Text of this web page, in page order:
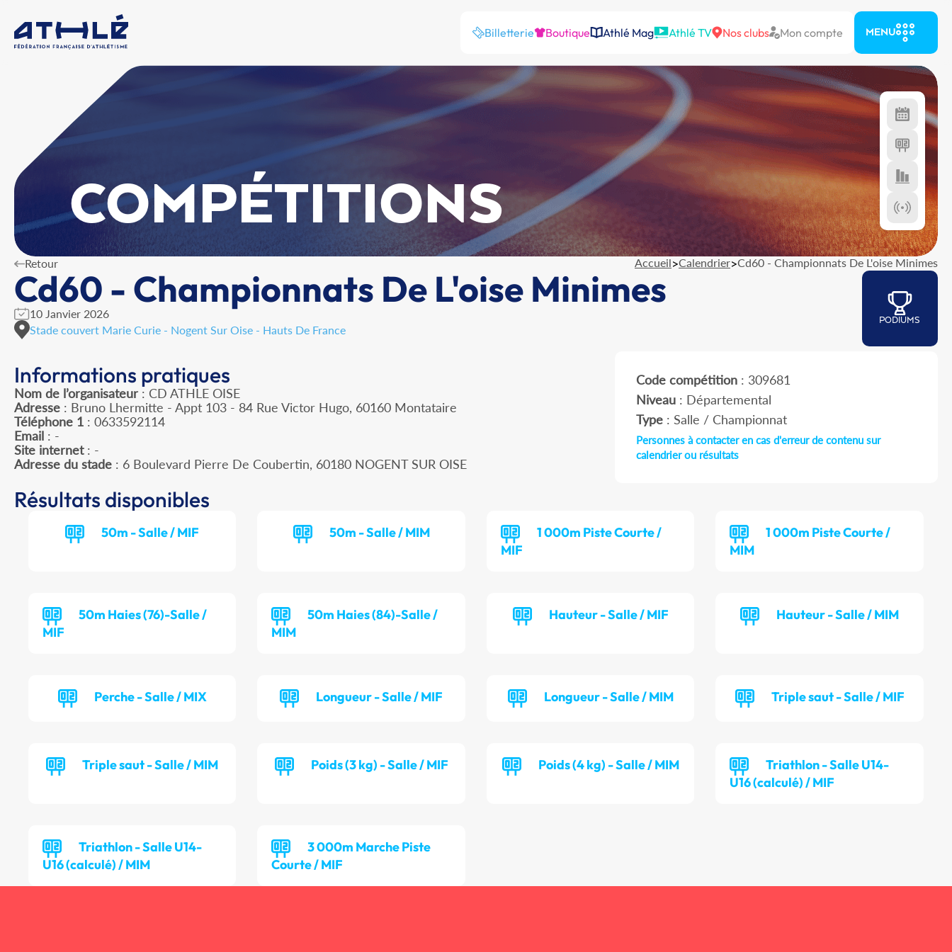
Billetterie Boutique Athlé Mag Athlé TV Nos clubs Mon compte MENU
COMPÉTITIONS
Retour Accueil>Calendrier>Cd60 - Championnats De L'oise Minimes
Cd60 - Championnats De L'oise Minimes
10 Janvier 2026
Stade couvert Marie Curie - Nogent Sur Oise - Hauts De France
PODIUMS
Informations pratiques
Nom de l’organisateur : CD ATHLE OISE
Adresse : Bruno Lhermitte - Appt 103 - 84 Rue Victor Hugo, 60160 Montataire
Téléphone 1 : 0633592114
Email : -
Site internet: -
Adresse du stade : 6 Boulevard Pierre De Coubertin, 60180 NOGENT SUR OISE
Code compétition: 309681
Niveau: Départemental
Type: Salle / Championnat
Personnes à contacter en cas d'erreur de contenu sur
calendrier ou résultats
Résultats disponibles
50m - Salle / MIF 50m - Salle / MIM
1 000m Piste Courte /
MIF
1 000m Piste Courte /
MIM
50m Haies (76)-Salle /
MIF
50m Haies (84)-Salle /
MIM
Hauteur - Salle / MIF Hauteur - Salle / MIM
Perche - Salle / MIX Longueur - Salle / MIF Longueur - Salle / MIM Triple saut - Salle / MIF
Triple saut - Salle / MIM Poids (3 kg) - Salle / MIF Poids (4 kg) - Salle / MIM
Triathlon - Salle U14-
U16 (calculé) / MIF
Triathlon - Salle U14-
U16 (calculé) / MIM
3 000m Marche Piste
Courte / MIF